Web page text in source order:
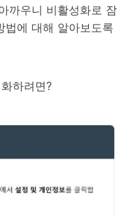
까우니 비활성화로 잠
법에 대해 알아보도록
하려면?